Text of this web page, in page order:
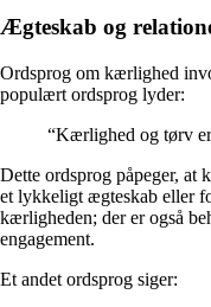
Ægteskab og
Ordsprog om kærlighed
populært ordsprog lyder:
“Kærlighed og tørv
Dette ordsprog påpeger, at
et lykkeligt ægteskab eller
kærligheden; der er også
engagement.
Et andet ordsprog siger: